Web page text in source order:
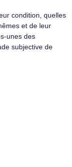
condition, quelles
et de leur
unes des
subjective de